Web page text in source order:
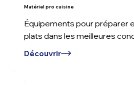
Matériel pro cuisine
Équipements pour préparer
plats dans les meilleures
Découvrir